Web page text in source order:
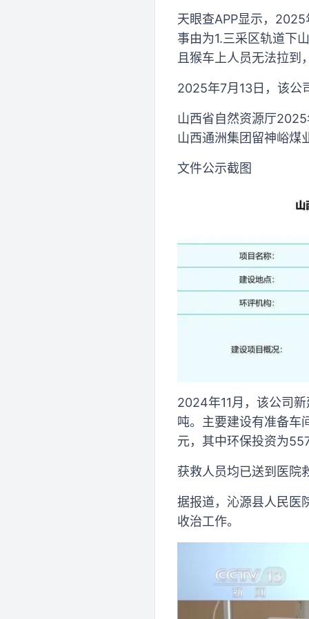
天眼查APP显示，
事由为1.三采区轨道下
且猴车上人员无法拉到
2025年7月13日，该公
山西省自然资源厅
山西通洲集团留神峪煤
文件公示截图
2024年11月，该公司
吨。主要建设有准备车
元，其中环保投资为
获救人员均已送到医院
据报道，沁源县人民医
收治工作。